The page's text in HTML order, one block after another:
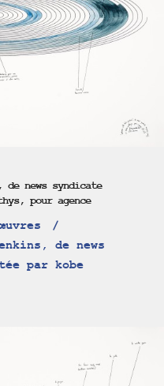
news syndicate
pour agence
de news
par kobe